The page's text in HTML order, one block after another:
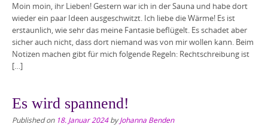
Moin moin, ihr Lieben! Gestern war ich in der Sauna und habe dort
wieder ein paar Ideen ausgeschwitzt. Ich liebe die Wärme! Es ist
erstaunlich, wie sehr das meine Fantasie beflügelt. Es schadet aber
sicher auch nicht, dass dort niemand was von mir wollen kann. Beim
Notizen machen gibt für mich folgende Regeln: Rechtschreibung ist
[…]
Es wird spannend!
Published on 18. Januar 2024byJohanna Benden